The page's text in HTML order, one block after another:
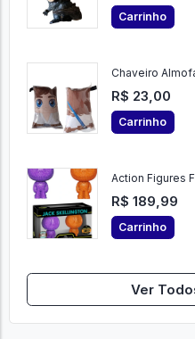
Carrinho
Chaveiro
R$ 23,00
Carrinho
Action Figures
R$ 189,99
Carrinho
Ver